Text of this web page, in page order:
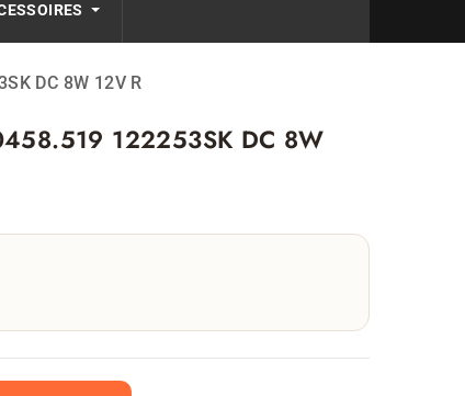
DC 8W 12V R
122253SK DC 8W